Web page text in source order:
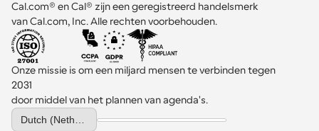
Cal.com® en Cal® zijn een geregistreerd handelsmerk
van Cal.com, Inc. Alle rechten voorbehouden.
Onze missie is om een miljard mensen te verbinden tegen
2031
door middel van het plannen van agenda's.
Select Language